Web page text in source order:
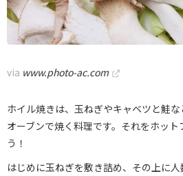
via www.photo-ac.com
ホイル焼きは、玉ねぎやキャベツと鮭
オーブンで焼く料理です。それをホッ
う！
はじめに玉ねぎを敷き詰め、その上に